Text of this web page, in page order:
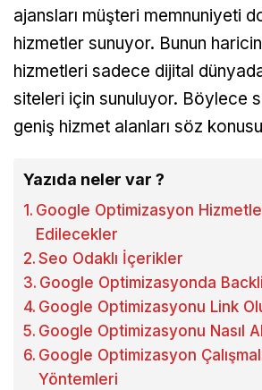
ajansları müşteri memnuniyeti
hizmetler sunuyor. Bunun
hizmetleri sadece dijital
siteleri için sunuluyor. Böylece
geniş hizmet alanları söz
Yazıda neler var ?
Google Optimizasyon
Edilecekler
Seo Odaklı İçerikler
Google Optimizasyonda
Google Optimizasyonu Link
Google Optimizasyonu Nasıl
Google Optimizasyon
Yöntemleri